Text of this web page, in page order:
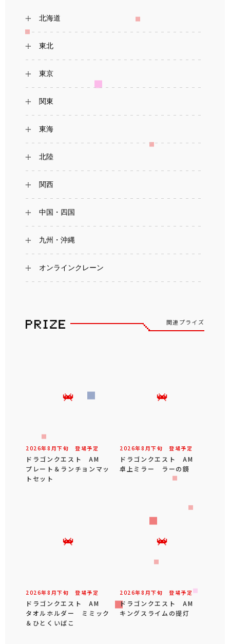
北海道
東北
東京
関東
東海
北陸
関西
中国・四国
九州・沖縄
オンラインクレーン
関連プライズ
2026年8 月下旬 登場予定
ドラゴンクエスト AM
プレート＆ランチョンマッ
トセット
2026年8 月下旬 登場予定
ドラゴンクエスト AM
卓上ミラー ラーの鏡
2026年8 月下旬 登場予定
ドラゴンクエスト AM
タオルホルダー ミミック
＆ひとくいばこ
2026年8 月下旬 登場予定
ドラゴンクエスト AM
キングスライムの提灯